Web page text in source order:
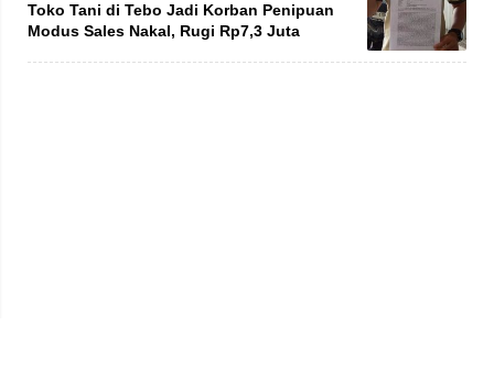
Toko Tani di Tebo Jadi Korban Penipuan
Modus Sales Nakal, Rugi Rp7,3 Juta